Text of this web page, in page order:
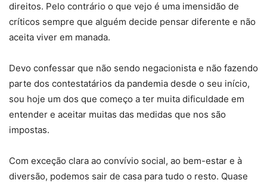
direitos. Pelo contrário o que vejo é uma imensidão de
críticos sempre que alguém decide pensar diferente e não
aceita viver em manada.
Devo confessar que não sendo negacionista e não fazendo
parte dos contestatários da pandemia desde o seu início,
sou hoje um dos que começo a ter muita dificuldade em
entender e aceitar muitas das medidas que nos são
impostas.
Com exceção clara ao convívio social, ao bem-estar e à
diversão, podemos sair de casa para tudo o resto. Quase